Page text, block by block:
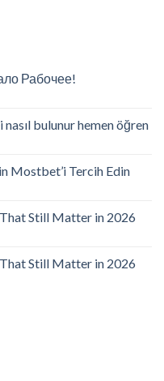
Рабочее!
bulunur hemen öğren
Mostbet’i Tercih Edin
Still Matter in 2026
Still Matter in 2026